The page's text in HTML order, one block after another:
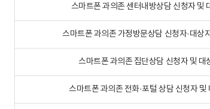
스마트폰 과의존 센터내방상담 신청자 및
스마트폰 과의존 가정방문상담 신청자·대상
스마트폰 과의존 집단상담 신청자 및 대
스마트폰 과의존 전화·포털 상담 신청자 및